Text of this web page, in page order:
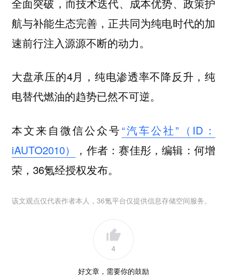
航与补能生态完善，正共同为纯电时代的加
速前行注入源源不断的动力。
大盘承压的4月，纯电渗透率不降反升，纯
电替代燃油的趋势已然不可逆。
本文来自微信公众号“汽车公社”（ID：
iAUTO2010）
，作者：赛佳彤，编辑：何增
荣，36氪经授权发布。
该文观点仅代表作者本人，36氪平台仅提供信息存储空间服务。
4
好文章，需要你的鼓励